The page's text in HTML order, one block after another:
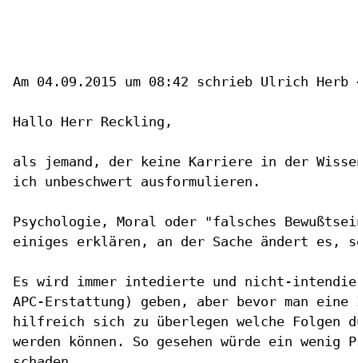
Am 04.09.2015 um 08:42 schrieb Ulrich Herb
Hallo Herr Reckling,
als jemand, der keine Karriere in der
ich unbeschwert ausformulieren.
Psychologie, Moral oder "falsches
einiges erklären, an der Sache ändert es,
Es wird immer intedierte und nicht-
APC-Erstattung) geben, aber bevor man
hilfreich sich zu überlegen welche Folgen
werden können. So gesehen würde ein